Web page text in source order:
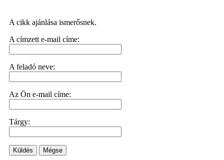
A cikk ajánlása ismerősnek.
A címzett e-mail címe:
A feladó neve:
Az Ön e-mail címe:
Tárgy:
Küldés Mégse